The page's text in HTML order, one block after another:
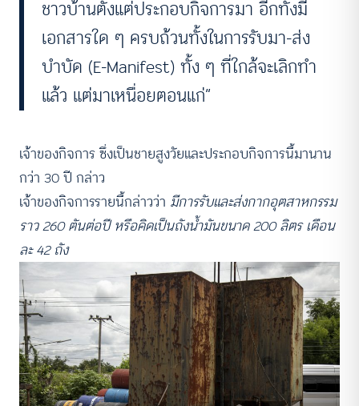
ชาวบ้านตั้งแต่ประกอบกิจการมา อีกทั้งมี
เอกสารใด ๆ ครบถ้วนทั้งในการรับมา-ส่ง
บำบัด (E-Manifest) ทั้ง ๆ ที่ใกล้จะเลิกทำ
แล้ว แต่มาเหนื่อยตอนแก่“
เจ้าของกิจการ ซึ่งเป็นชายสูงวัยและประกอบกิจการนี้มานาน
กว่า 30 ปี กล่าว
เจ้าของกิจการรายนี้กล่าวว่า มีการรับและส่งกากอุตสาหกรรม
ราว 260 ตันต่อปี หรือคิดเป็นถังน้ำมันขนาด 200 ลิตร เดือน
ละ 42 ถัง